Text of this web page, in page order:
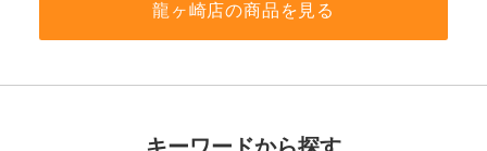
龍ヶ崎店の商品を見る